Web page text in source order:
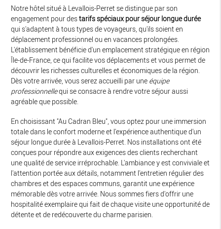
Notre hôtel situé à Levallois-Perret se distingue par son
engagement pour destarifs spéciaux pour séjour longue durée
qui s'adaptent à tous types de voyageurs, qu'ils soient en
déplacement professionnel ou en vacances prolongées.
L'établissement bénéficie d'un emplacement stratégique en région
Île-de-France, ce qui facilite vos déplacements et vous permet de
découvrir les richesses culturelles et économiques de la région.
Dès votre arrivée, vous serez accueilli par une équipe
professionnellequi se consacre à rendre votre séjour aussi
agréable que possible.
En choisissant "Au Cadran Bleu", vous optez pour une immersion
totale dans le confort moderne et l'expérience authentique d'un
séjour longue durée à Levallois-Perret. Nos installations ont été
conçues pour répondre aux exigences des clients recherchant
une qualité de service irréprochable. L'ambiance y est conviviale et
l'attention portée aux détails, notamment l'entretien régulier des
chambres et des espaces communs, garantit une expérience
mémorable dès votre arrivée. Nous sommes fiers d'offrir une
hospitalité exemplaire qui fait de chaque visite une opportunité de
détente et de redécouverte du charme parisien.